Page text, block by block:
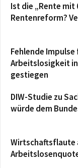
Ist die „Rente mit
Rentenreform?
Fehlende
Arbeitslosigkeit
gestiegen
DIW-Studie zu
würde dem
Wirtschaftsflaute